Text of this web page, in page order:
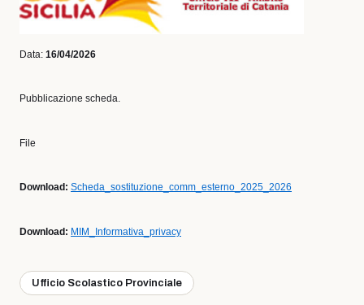
Data: 16/04/2026
Pubblicazione scheda.
File
Download: Scheda_sostituzione_comm_esterno_2025_2026
Download: MIM_Informativa_privacy
Ufficio Scolastico Provinciale